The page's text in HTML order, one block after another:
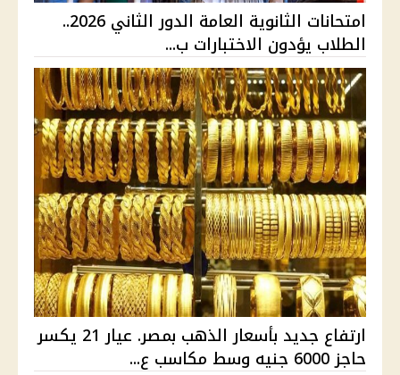
امتحانات الثانوية العامة الدور الثاني 2026..
الطلاب يؤدون الاختبارات ب...
ارتفاع جديد بأسعار الذهب بمصر. عيار 21 يكسر
حاجز 6000 جنيه وسط مكاسب ع...